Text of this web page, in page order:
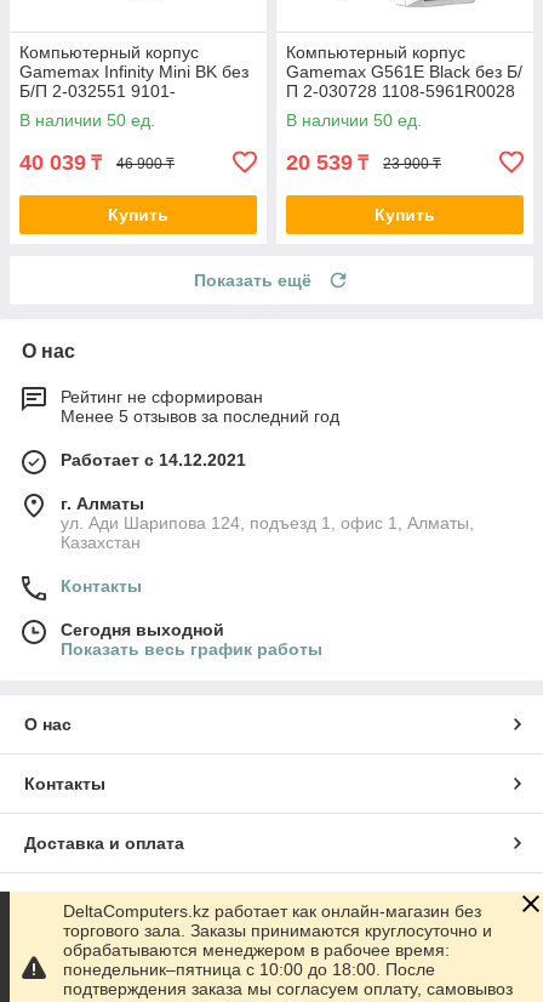
Компьютерный корпус
Gamemax Infinity Mini BK без
Б/П 2-032551 9101-
0000R0191
В наличии 50 ед.
40 039 ₸ 46 900 ₸
Купить
Компьютерный корпус
Gamemax G561E Black без Б/
П 2-030728 1108-5961R0028
В наличии 50 ед.
20 539 ₸ 23 900 ₸
Купить
Показать ещё
О нас
Рейтинг не сформирован
Менее 5 отзывов за последний год
Работает с 14.12.2021
г. Алматы
ул. Ади Шарипова 124, подъезд 1, офис 1, Алматы,
Казахстан
Контакты
Сегодня выходной
Показать весь график работы
О нас
Контакты
Доставка и оплата
График работы
Полная версия сайта
DeltaComputers.kz работает как онлайн-магазин без
торгового зала. Заказы принимаются круглосуточно и
обрабатываются менеджером в рабочее время:
понедельник–пятница с 10:00 до 18:00. После
подтверждения заказа мы согласуем оплату, самовывоз